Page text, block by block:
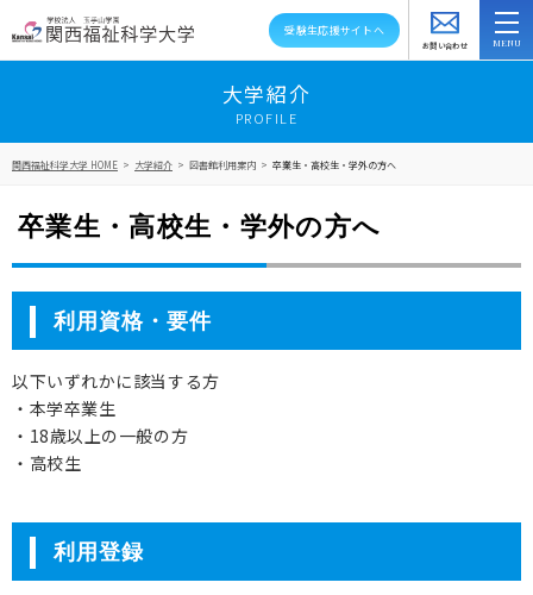
受験生応援サイトへ
お問い合わせ
アクセス
キャンパスライフ
高大連携・地域連携
入試情報
在学生の方へ
保護者の方へ
大学紹介
PROFILE
関西福祉科学大学 HOME > 大学紹介 > 図書館利用案内 > 卒業生・高校生・学外の方へ
卒業生・高校生・学外の方へ
利用資格・要件
以下いずれかに該当する方
・本学卒業生
・18歳以上の一般の方
・高校生
利用登録